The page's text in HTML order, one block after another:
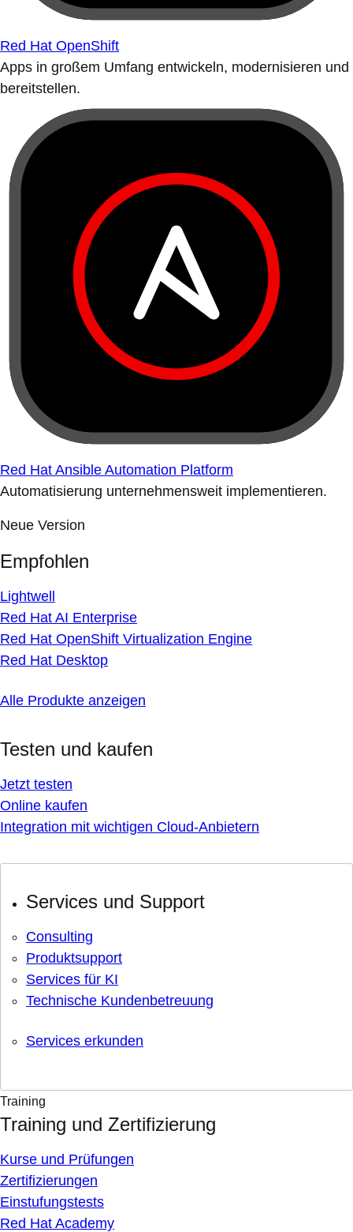
Red Hat OpenShift
Apps in großem Umfang entwickeln, modernisieren und
bereitstellen.
Red Hat Ansible Automation Platform
Automatisierung unternehmensweit implementieren.
Neue Version
Empfohlen
Lightwell
Red Hat AI Enterprise
Red Hat OpenShift Virtualization Engine
Red Hat Desktop
Alle Produkte anzeigen
Testen und kaufen
Jetzt testen
Online kaufen
Integration mit wichtigen Cloud-Anbietern
Services und Support
Consulting
Produktsupport
Services für KI
Technische Kundenbetreuung
Services erkunden
Training
Training und Zertifizierung
Kurse und Prüfungen
Zertifizierungen
Einstufungstests
Red Hat Academy